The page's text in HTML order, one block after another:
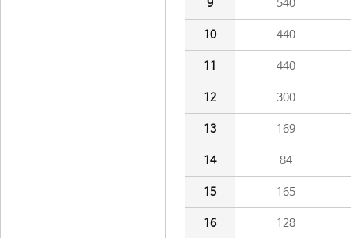
9 540
10 440
11 440
12 300
13 169
14 84
15 165
16 128